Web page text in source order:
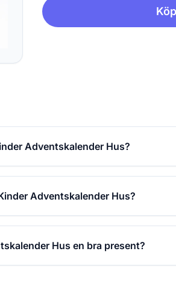
Adventskalender Hus?
Adventskalender Hus?
Hus en bra present?